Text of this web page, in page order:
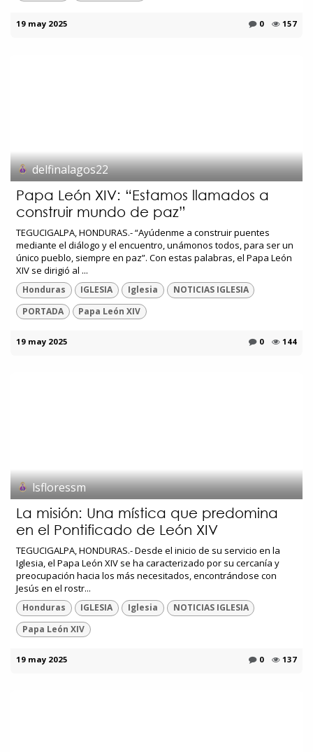
19 may 2025 0 157
delfinalagos22
Papa León XIV: “Estamos llamados a
construir mundo de paz”
TEGUCIGALPA, HONDURAS.- “Ayúdenme a construir puentes
mediante el diálogo y el encuentro, unámonos todos, para ser un
único pueblo, siempre en paz”. Con estas palabras, el Papa León
XIV se dirigió al ...
Honduras IGLESIA Iglesia
NOTICIAS IGLESIA
PORTADA
Papa León XIV
19 may 2025 0 144
lsfloressm
La misión: Una mística que predomina
en el Pontificado de León XIV
TEGUCIGALPA, HONDURAS.- Desde el inicio de su servicio en la
Iglesia, el Papa León XIV se ha caracterizado por su cercanía y
preocupación hacia los más necesitados, encontrándose con
Jesús en el rostr...
Honduras IGLESIA Iglesia
NOTICIAS IGLESIA
Papa León XIV
19 may 2025 0 137